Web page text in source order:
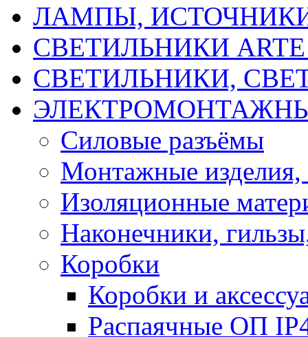
ЛАМПЫ,
СВЕТИЛЬНИКИ ARTE
СВЕТИЛЬНИКИ,
Силовые разъёмы
Монтажные
Изоляционные
Наконечники,
Коробки
Коробки и
Распаячные ОП